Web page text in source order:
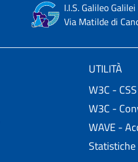
I.I.S. Galileo Galilei
Via Matilde di
UTILITÀ
W3C -
W3C -
WAVE -